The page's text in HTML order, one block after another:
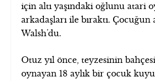
için altı yaşındaki oğlunu atari
arkadaşları ile bıraktı. Çocuğun
Walsh’du.
Otuz yıl önce, teyzesinin
oynayan 18 aylık bir çocuk